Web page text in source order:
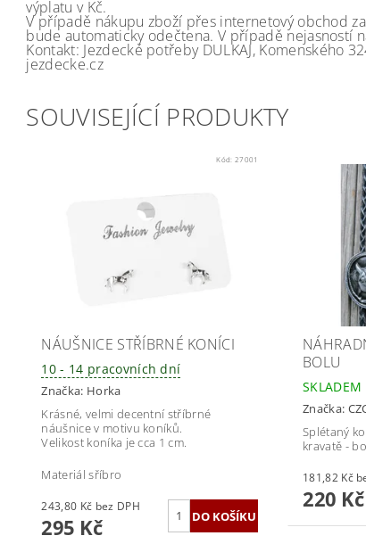
výplatu v Kč.
V případě nákupu zboží přes internetový obchod
bude automaticky odečtena. V případě nejasností
Kontakt: Jezdecké potřeby DULKAJ, Komenského
jezdecke.cz
SOUVISEJÍCÍ PRODUKTY
Kód: 27001
NÁUŠNICE STŘÍBRNÉ KONÍCI
10 - 14 pracovních dní
Značka: Horka
Krásné, velmi decentní stříbrné
náušnice v motivu koníků.
Velikost koníka je cca 1 cm.
Materiál sříbro
243,80 Kč bez DPH
295 Kč
BOLU
SKLADEM
Značka:
Splétaný
kravatě -
220 Kč